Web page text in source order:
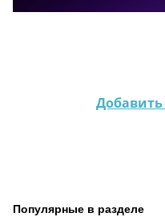
Популярные в разделе